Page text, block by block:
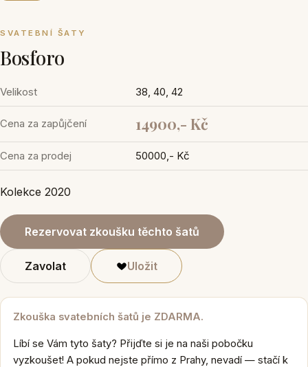
SVATEBNÍ ŠATY
Bosforo
Velikost 38, 40, 42
Cena za zapůjčení 14900,- Kč
Cena za prodej 50000,- Kč
Kolekce 2020
Rezervovat zkoušku těchto šatů
Zavolat Uložit
Zkouška svatebních šatů je ZDARMA.
Líbí se Vám tyto šaty? Přijďte si je na naši pobočku
vyzkoušet! A pokud nejste přímo z Prahy, nevadí — stačí k